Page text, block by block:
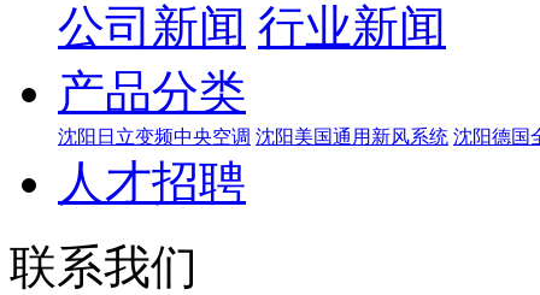
公司新闻 行业新闻
产品分类
沈阳日立变频中央空调 沈阳美国通用新风系统 沈阳德国
人才招聘
联系我们